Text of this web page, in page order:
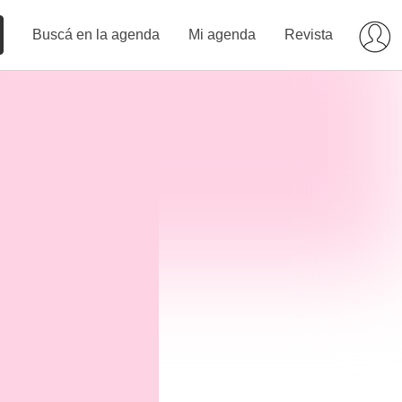
Buscá en la agenda Mi agenda Revista